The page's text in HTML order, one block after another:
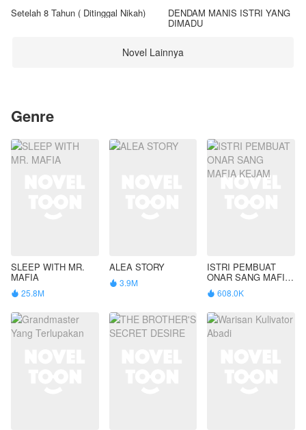
Setelah 8 Tahun ( Ditinggal Nikah) DENDAM MANIS ISTRI YANG
DIMADU
Novel Lainnya
Genre
SLEEP WITH MR.
MAFIA
 25.8M
ALEA STORY
 3.9M
ISTRI PEMBUAT
ONAR SANG MAFIA
KEJAM
 608.0K